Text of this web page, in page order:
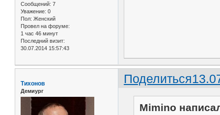
Сообщений: 7
Уважение: 0
Пол: Женский
Провел на форуме:
1 час 46 минут
Последний визит:
30.07.2014 15:57:43
Поделиться
Тихонов
Демиург
Mimino